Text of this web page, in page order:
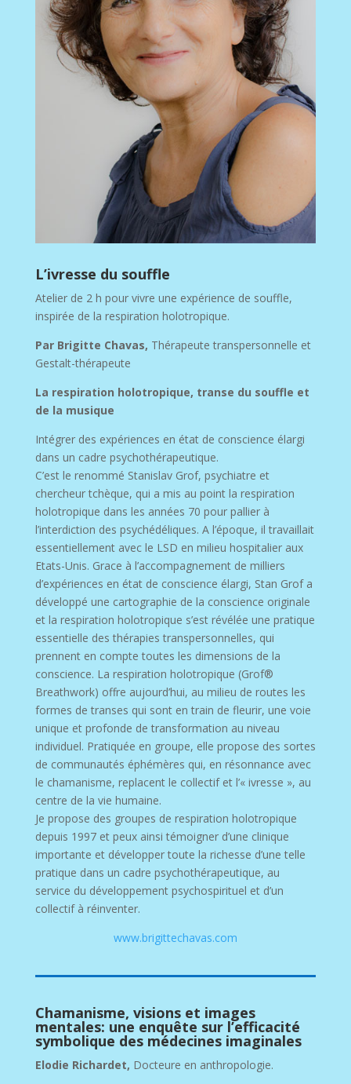
L’ivresse du souffle
Atelier de 2 h pour vivre une expérience de souffle,
inspirée de la respiration holotropique.
Par Brigitte Chavas, Thérapeute transpersonnelle et
Gestalt-thérapeute
La respiration holotropique, transe du souffle et
de la musique
Intégrer des expériences en état de conscience élargi
dans un cadre psychothérapeutique.
C’est le renommé Stanislav Grof, psychiatre et
chercheur tchèque, qui a mis au point la respiration
holotropique dans les années 70 pour pallier à
l’interdiction des psychédéliques. A l’époque, il travaillait
essentiellement avec le LSD en milieu hospitalier aux
Etats-Unis. Grace à l’accompagnement de milliers
d’expériences en état de conscience élargi, Stan Grof a
développé une cartographie de la conscience originale
et la respiration holotropique s’est révélée une pratique
essentielle des thérapies transpersonnelles, qui
prennent en compte toutes les dimensions de la
conscience. La respiration holotropique (Grof®
Breathwork) offre aujourd’hui, au milieu de routes les
formes de transes qui sont en train de fleurir, une voie
unique et profonde de transformation au niveau
individuel. Pratiquée en groupe, elle propose des sortes
de communautés éphémères qui, en résonnance avec
le chamanisme, replacent le collectif et l’« ivresse », au
centre de la vie humaine.
Je propose des groupes de respiration holotropique
depuis 1997 et peux ainsi témoigner d’une clinique
importante et développer toute la richesse d’une telle
pratique dans un cadre psychothérapeutique, au
service du développement psychospirituel et d’un
collectif à réinventer.
www.brigittechavas.com
Chamanisme, visions et images
mentales: une enquête sur l’efficacité
symbolique des médecines imaginales
Elodie Richardet, Docteure en anthropologie.